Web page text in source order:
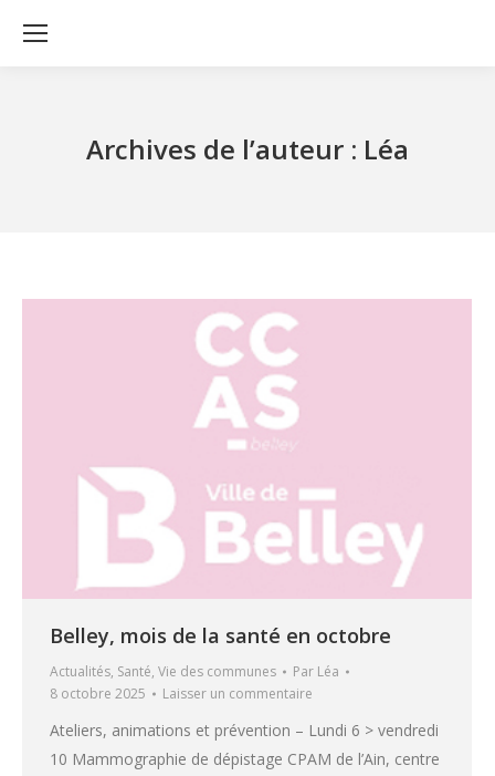
Archives de l’auteur : Léa
Belley, mois de la santé en octobre
Actualités, Santé, Vie des communes Par Léa
8 octobre 2025
Laisser un commentaire
Ateliers, animations et prévention – Lundi 6 > vendredi
10 Mammographie de dépistage CPAM de l’Ain, centre